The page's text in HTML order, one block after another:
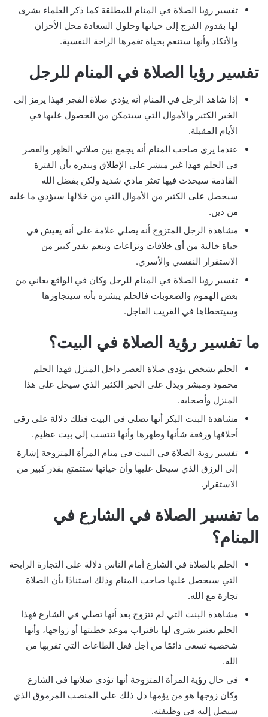
تفسير رؤيا الصلاة في المنام للمطلقة كما ذكر العلماء بشرى
لها بقدوم الفرج إلى حياتها وحلول السعادة محل الأحزان
والأنكاد وأنها ستنعم بحياة تغمرها الراحة النفسية.
تفسير رؤيا الصلاة في المنام للرجل
إذا شاهد الرجل في المنام أنه يؤدي صلاة الفجر فهذا يرمز إلى
الخير الكثير والأموال التي سيتمكن من الحصول عليها في
الأيام المقبلة.
عندما يرى صاحب المنام أنه يجمع بين صلاتي الظهر والعصر
في الحلم فهذا غير مبشر على الإطلاق وينذره بأن الفترة
القادمة سيحدث فيها تعثر مادي شديد ولكن بفضل الله
سيحصل على الكثير من الأموال التي من خلالها سيؤدي ما عليه
من دين.
مشاهدة الرجل المتزوج أنه يصلي علامة على أنه يعيش في
حياة خالية من أي خلافات ونزاعات وينعم بقدر كبير من
الاستقرار النفسي والأسري.
تفسير رؤيا الصلاة في المنام للرجل وكان في الواقع يعاني من
بعض الهموم والصعوبات فالحلم يبشره بأنه سيتجاوزها
وسيتخطاها في القريب العاجل.
ما تفسير رؤية الصلاة في البيت؟
الحلم بشخص يؤدي صلاة العصر داخل المنزل فهذا الحلم
محمود ومبشر ويدل على الخير الكثير الذي سيحل على هذا
المنزل وأصحابه.
مشاهدة البنت البكر أنها تصلي في البيت فتلك دلالة على رقي
أخلاقها ورفعة شأنها وطهرها وأنها تنتسب إلى بيت عظيم.
تفسير رؤية الصلاة في البيت في منام المرأة المتزوجة إشارة
إلى الرزق الذي سيحل عليها وأن حياتها ستتمتع بقدر كبير من
الاستقرار.
ما تفسير الصلاة في الشارع في
المنام؟
الحلم بالصلاة في الشارع أمام الناس دلالة على التجارة الرابحة
التي سيحصل عليها صاحب المنام وذلك استنادًا بأن الصلاة
تجارة مع الله.
مشاهدة البنت التي لم تتزوج بعد أنها تصلي في الشارع فهذا
الحلم يعتبر بشرى لها باقتراب موعد خطبتها أو زواجها، وأنها
شخصية تسعى دائمًا من أجل فعل الطاعات التي تقربها من
الله.
في حال رؤية المرأة المتزوجة أنها تؤدي صلاتها في الشارع
وكان زوجها هو من يؤمها دل ذلك على المنصب المرموق الذي
سيصل إليه في وظيفته.